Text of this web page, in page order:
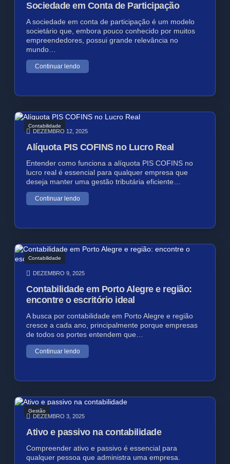
Sociedade em Conta de Participação
A sociedade em conta de participação é um modelo
societário que, embora pouco conhecido por muitos
empreendedores, possui grande relevância no
mundo…
Continuar lendo
Contabilidade
DEZEMBRO 12, 2025
Alíquota PIS COFINS no Lucro Real
Entender como funciona a alíquota PIS COFINS no
lucro real é essencial para qualquer empresa que
deseja manter uma gestão tributária eficiente…
Continuar lendo
Contabilidade
DEZEMBRO 9, 2025
Contabilidade em Porto Alegre e região:
encontre o escritório ideal
A busca por contabilidade em Porto Alegre e região
cresce a cada ano, principalmente porque empresas
de todos os portes entendem que…
Continuar lendo
Gestão
DEZEMBRO 3, 2025
Ativo e passivo na contabilidade
Compreender ativo e passivo é essencial para
qualquer pessoa que administra uma empresa.